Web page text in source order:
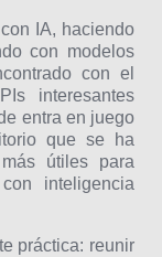
IA, haciendo
con modelos
con el
interesantes
entra en juego
que se ha
útiles para
inteligencia
práctica: reunir